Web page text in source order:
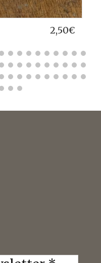
5,50€